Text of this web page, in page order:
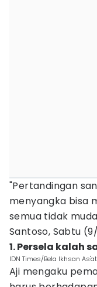
"Pertandingan
menyangka bisa
semua tidak
Santoso, Sabtu
1. Persela kalah
IDN Times/Bela Ikhsan As'at
Aji mengaku